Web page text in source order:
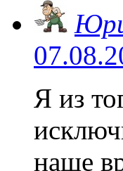
Я из
наше